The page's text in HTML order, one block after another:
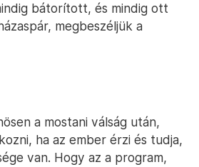
bátorított, és mindig ott
megbeszéljük a
a mostani válság után,
ha az ember érzi és tudja,
van. Hogy az a program,